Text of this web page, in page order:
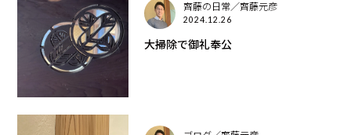
齊藤の日常／齊藤元彦
2024.12.26
大掃除で御礼奉公